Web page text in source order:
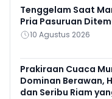
Tenggelam Saat
Pria Pasuruan
10 Agustus 2026
Prakiraan Cuaca
Dominan Berawan,
dan Seribu Riam